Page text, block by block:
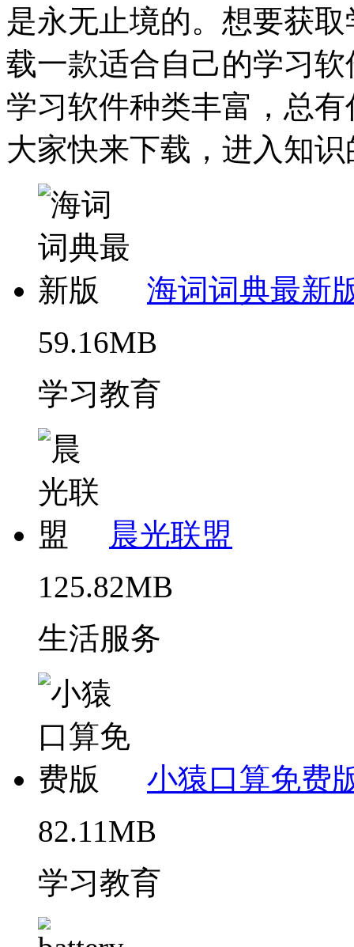
是永无止境的。想要获
载一款适合自己的学习
学习软件种类丰富，总
大家快来下载，进入知
海词词典最新
59.16MB
学习教育
晨光联盟
125.82MB
生活服务
小猿口算免费
82.11MB
学习教育